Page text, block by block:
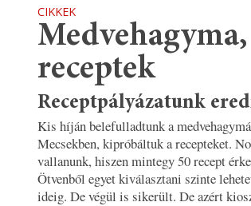
CIKKEK
receptek
Receptpályázatunk
Kis híján belefulladtunk a
Mecsekben, kipróbáltuk a recepteket.
vallanunk, hiszen mintegy 50 recept
Ötvenből egyet kiválasztani szinte
ideig. De végül is sikerült. De azért